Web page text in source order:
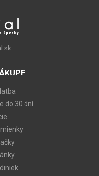
do 30 dní